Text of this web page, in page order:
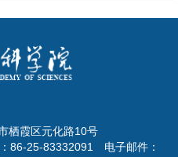
栖霞区元化路10号
86-25-83332091 电子邮件：